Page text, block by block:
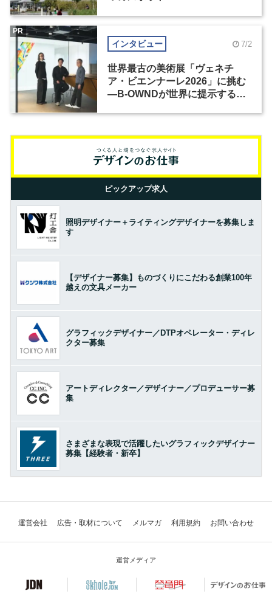
インタビュー 7/2
世界最古の美術展「ヴェネチ
ア・ビエンナーレ2026」に挑む
―B-OWNDが世界に提示する美
PR
ピックアップ求人
照明デザイナー＋ライティングデザイナーを募集しま
す
【デザイナー募集】ものづくりにこだわる創業100年
越えの文具メーカー
グラフィックデザイナー／DTPオペレーター・ディレ
クター募集
アートディレクター／デザイナー／プロデューサー募
集
さまざまな表現で活躍したいグラフィックデザイナー
募集【経験者・新卒】
運営会社 広告・取材について メルマガ 利用規約 お問い合わせ
運営メディア